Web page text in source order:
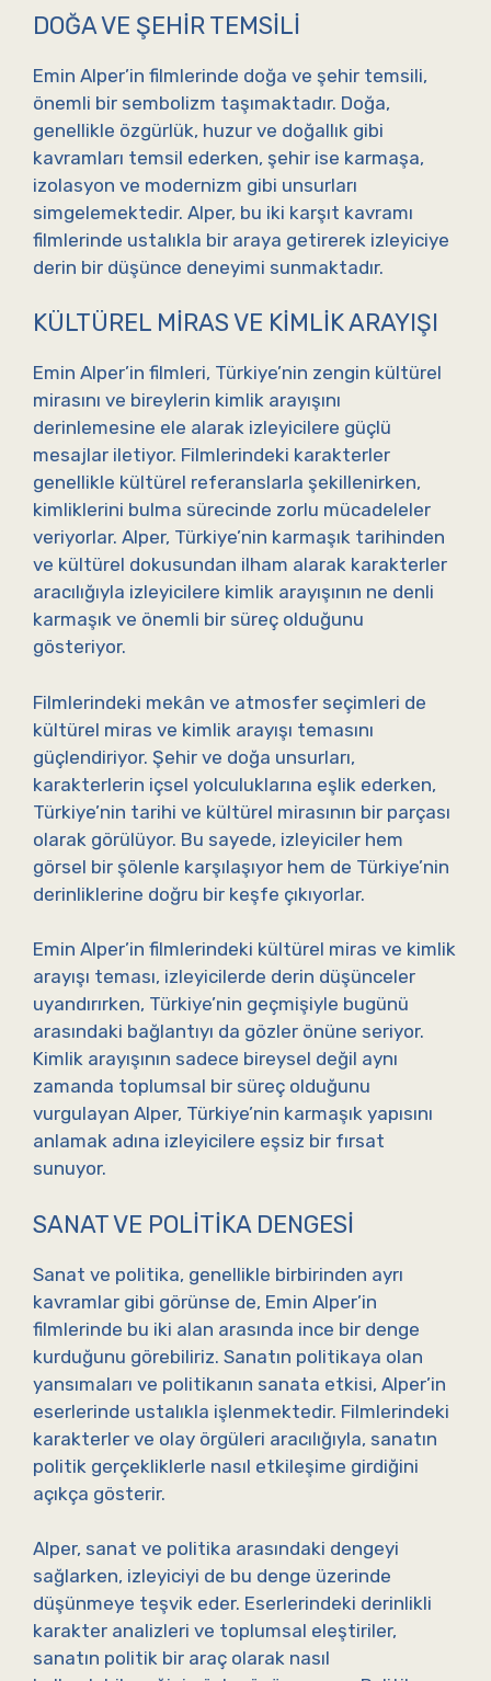
DOĞA VE ŞEHIR TEMSILI
Emin Alper’in filmlerinde doğa ve şehir temsili,
önemli bir sembolizm taşımaktadır. Doğa,
genellikle özgürlük, huzur ve doğallık gibi
kavramları temsil ederken, şehir ise karmaşa,
izolasyon ve modernizm gibi unsurları
simgelemektedir. Alper, bu iki karşıt kavramı
filmlerinde ustalıkla bir araya getirerek izleyiciye
derin bir düşünce deneyimi sunmaktadır.
KÜLTÜREL MIRAS VE KIMLIK ARAYIŞI
Emin Alper’in filmleri, Türkiye’nin zengin kültürel
mirasını ve bireylerin kimlik arayışını
derinlemesine ele alarak izleyicilere güçlü
mesajlar iletiyor. Filmlerindeki karakterler
genellikle kültürel referanslarla şekillenirken,
kimliklerini bulma sürecinde zorlu mücadeleler
veriyorlar. Alper, Türkiye’nin karmaşık tarihinden
ve kültürel dokusundan ilham alarak karakterler
aracılığıyla izleyicilere kimlik arayışının ne denli
karmaşık ve önemli bir süreç olduğunu
gösteriyor.
Filmlerindeki mekân ve atmosfer seçimleri de
kültürel miras ve kimlik arayışı temasını
güçlendiriyor. Şehir ve doğa unsurları,
karakterlerin içsel yolculuklarına eşlik ederken,
Türkiye’nin tarihi ve kültürel mirasının bir parçası
olarak görülüyor. Bu sayede, izleyiciler hem
görsel bir şölenle karşılaşıyor hem de Türkiye’nin
derinliklerine doğru bir keşfe çıkıyorlar.
Emin Alper’in filmlerindeki kültürel miras ve kimlik
arayışı teması, izleyicilerde derin düşünceler
uyandırırken, Türkiye’nin geçmişiyle bugünü
arasındaki bağlantıyı da gözler önüne seriyor.
Kimlik arayışının sadece bireysel değil aynı
zamanda toplumsal bir süreç olduğunu
vurgulayan Alper, Türkiye’nin karmaşık yapısını
anlamak adına izleyicilere eşsiz bir fırsat
sunuyor.
SANAT VE POLITIKA DENGESI
Sanat ve politika, genellikle birbirinden ayrı
kavramlar gibi görünse de, Emin Alper’in
filmlerinde bu iki alan arasında ince bir denge
kurduğunu görebiliriz. Sanatın politikaya olan
yansımaları ve politikanın sanata etkisi, Alper’in
eserlerinde ustalıkla işlenmektedir. Filmlerindeki
karakterler ve olay örgüleri aracılığıyla, sanatın
politik gerçekliklerle nasıl etkileşime girdiğini
açıkça gösterir.
Alper, sanat ve politika arasındaki dengeyi
sağlarken, izleyiciyi de bu denge üzerinde
düşünmeye teşvik eder. Eserlerindeki derinlikli
karakter analizleri ve toplumsal eleştiriler,
sanatın politik bir araç olarak nasıl